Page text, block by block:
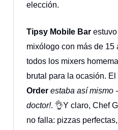
elección.
Tipsy Mobile Bar
mixólogo con más de 15
todos los mixers
brutal para la ocasión. El
Order estaba así mismo
doctor!. 👌Y claro, Chef
no falla: pizzas